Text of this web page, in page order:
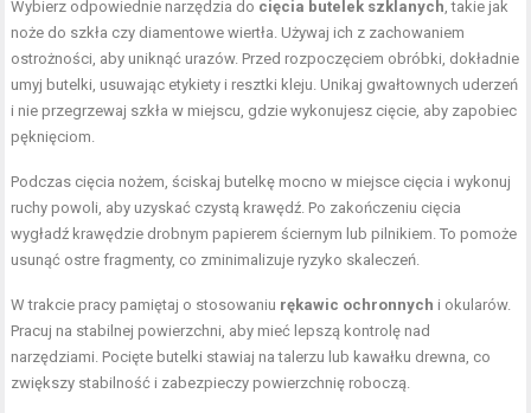
Wybierz odpowiednie narzędzia do cięcia butelek szklanych, takie jak
noże do szkła czy diamentowe wiertła. Używaj ich z zachowaniem
ostrożności, aby uniknąć urazów. Przed rozpoczęciem obróbki, dokładnie
umyj butelki, usuwając etykiety i resztki kleju. Unikaj gwałtownych uderzeń
i nie przegrzewaj szkła w miejscu, gdzie wykonujesz cięcie, aby zapobiec
pęknięciom.
Podczas cięcia nożem, ściskaj butelkę mocno w miejsce cięcia i wykonuj
ruchy powoli, aby uzyskać czystą krawędź. Po zakończeniu cięcia
wygładź krawędzie drobnym papierem ściernym lub pilnikiem. To pomoże
usunąć ostre fragmenty, co zminimalizuje ryzyko skaleczeń.
W trakcie pracy pamiętaj o stosowaniu rękawic ochronnych i okularów.
Pracuj na stabilnej powierzchni, aby mieć lepszą kontrolę nad
narzędziami. Pocięte butelki stawiaj na talerzu lub kawałku drewna, co
zwiększy stabilność i zabezpieczy powierzchnię roboczą.